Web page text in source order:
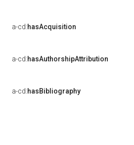
a-cd:hasAcquisition
a-cd:hasAuthorshipAttribution
a-cd:hasBibliography